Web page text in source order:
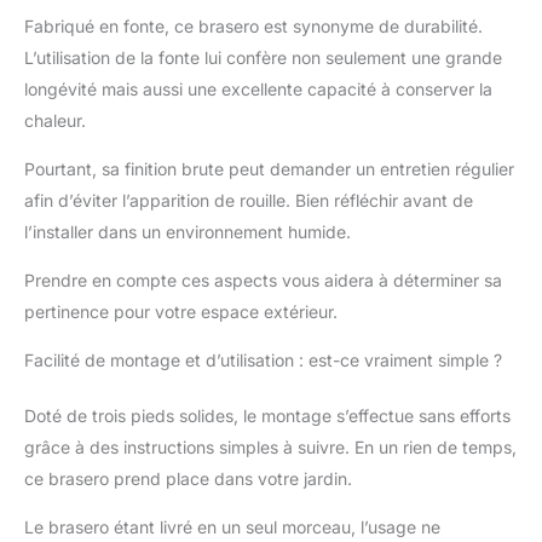
toute sécurité.
Fabriqué en fonte, ce brasero est synonyme de durabilité.
L’utilisation de la fonte lui confère non seulement une grande
longévité mais aussi une excellente capacité à conserver la
chaleur.
Pourtant, sa finition brute peut demander un entretien régulier
afin d’éviter l’apparition de rouille. Bien réfléchir avant de
l’installer dans un environnement humide.
Prendre en compte ces aspects vous aidera à déterminer sa
pertinence pour votre espace extérieur.
Facilité de montage et d’utilisation : est-ce vraiment simple ?
Doté de trois pieds solides, le montage s’effectue sans efforts
grâce à des instructions simples à suivre. En un rien de temps,
ce brasero prend place dans votre jardin.
Le brasero étant livré en un seul morceau, l’usage ne